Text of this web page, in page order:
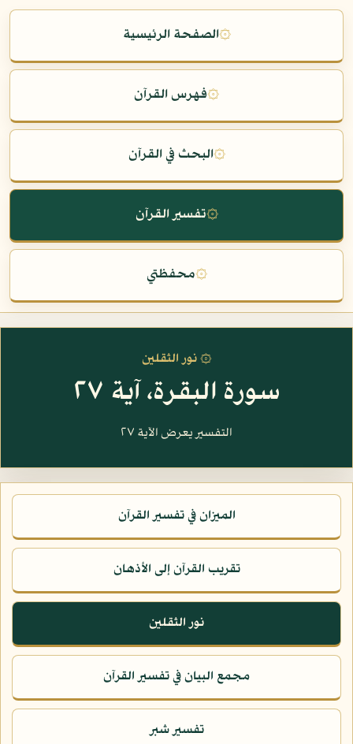
۞الصفحة الرئيسية
۞فهرس القرآن
۞البحث في القرآن
۞تفسير القرآن
۞محفظتي
۞ نور الثقلين
سورة البقرة، آية ٢٧
التفسير يعرض الآية ٢٧
الميزان في تفسير القرآن
تقريب القرآن إلى الأذهان
نور الثقلين
مجمع البيان في تفسير القرآن
تفسير شبر